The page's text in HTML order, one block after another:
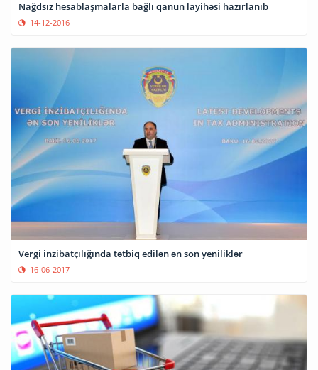
Nağdsız hesablaşmalarla bağlı qanun layihəsi hazırlanıb
14-12-2016
Vergi inzibatçılığında tətbiq edilən ən son yeniliklər
16-06-2017